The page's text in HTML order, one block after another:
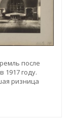
после
1917 году.
ризница